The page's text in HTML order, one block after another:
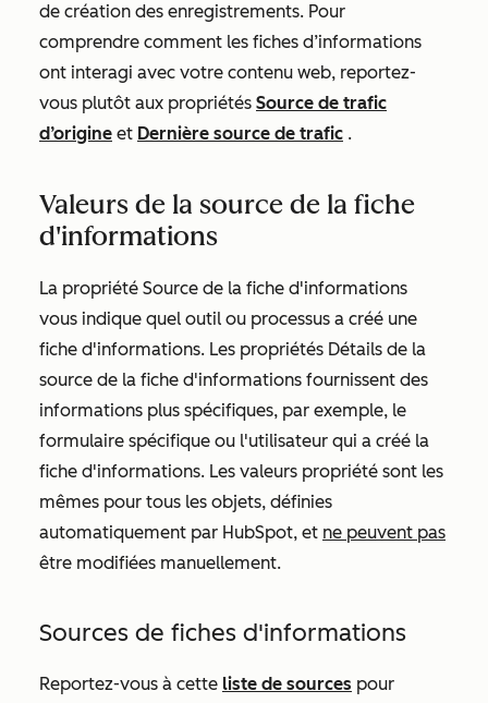
de création des enregistrements. Pour
comprendre comment les fiches d’informations
ont interagi avec votre contenu web, reportez-
vous plutôt aux propriétés Source de trafic
d’origine et Dernière source de trafic .
Valeurs de la source de la fiche
d'informations
La propriété Source de la fiche d'informations
vous indique quel outil ou processus a créé une
fiche d'informations. Les propriétés Détails de la
source de la fiche d'informations fournissent des
informations plus spécifiques, par exemple, le
formulaire spécifique ou l'utilisateur qui a créé la
fiche d'informations. Les valeurs propriété sont les
mêmes pour tous les objets, définies
automatiquement par HubSpot, et ne peuvent pas
être modifiées manuellement.
Sources de fiches d'informations
Reportez-vous à cette liste de sources pour